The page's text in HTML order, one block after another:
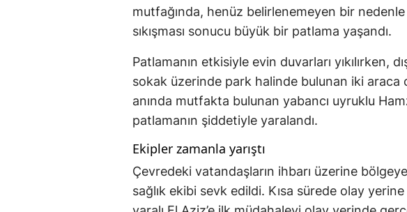
mutfağında, henüz belirlenemeyen bir nedenle
sıkışması sonucu büyük bir patlama yaşandı.
Patlamanın etkisiyle evin duvarları yıkılırken,
sokak üzerinde park halinde bulunan iki araca
anında mutfakta bulunan yabancı uyruklu
patlamanın şiddetiyle yaralandı.
Ekipler zamanla yarıştı
Çevredeki vatandaşların ihbarı üzerine
sağlık ekibi sevk edildi. Kısa sürede olay